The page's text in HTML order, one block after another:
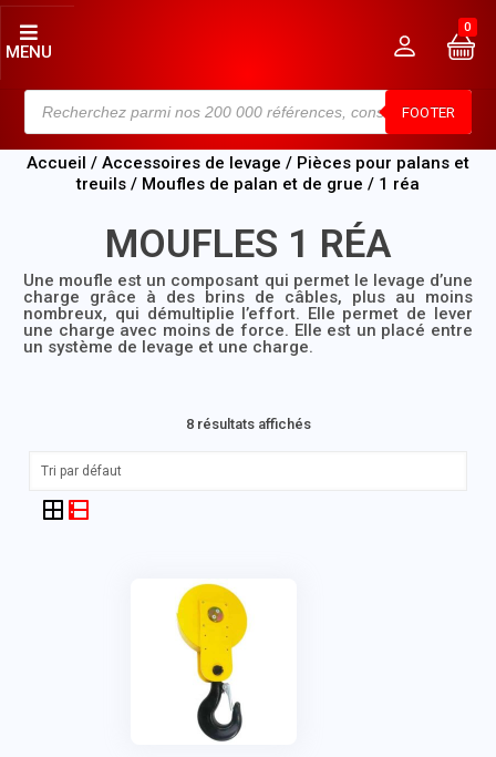
FOOTER
0
MENU
Accueil / Accessoires de levage / Pièces pour palans et
treuils / Moufles de palan et de grue / 1 réa
MOUFLES 1 RÉA
Une moufle est un composant qui permet le levage d’une
charge grâce à des brins de câbles, plus au moins
nombreux, qui démultiplie l’effort. Elle permet de lever
une charge avec moins de force. Elle est un placé entre
un système de levage et une charge.
8 résultats affichés